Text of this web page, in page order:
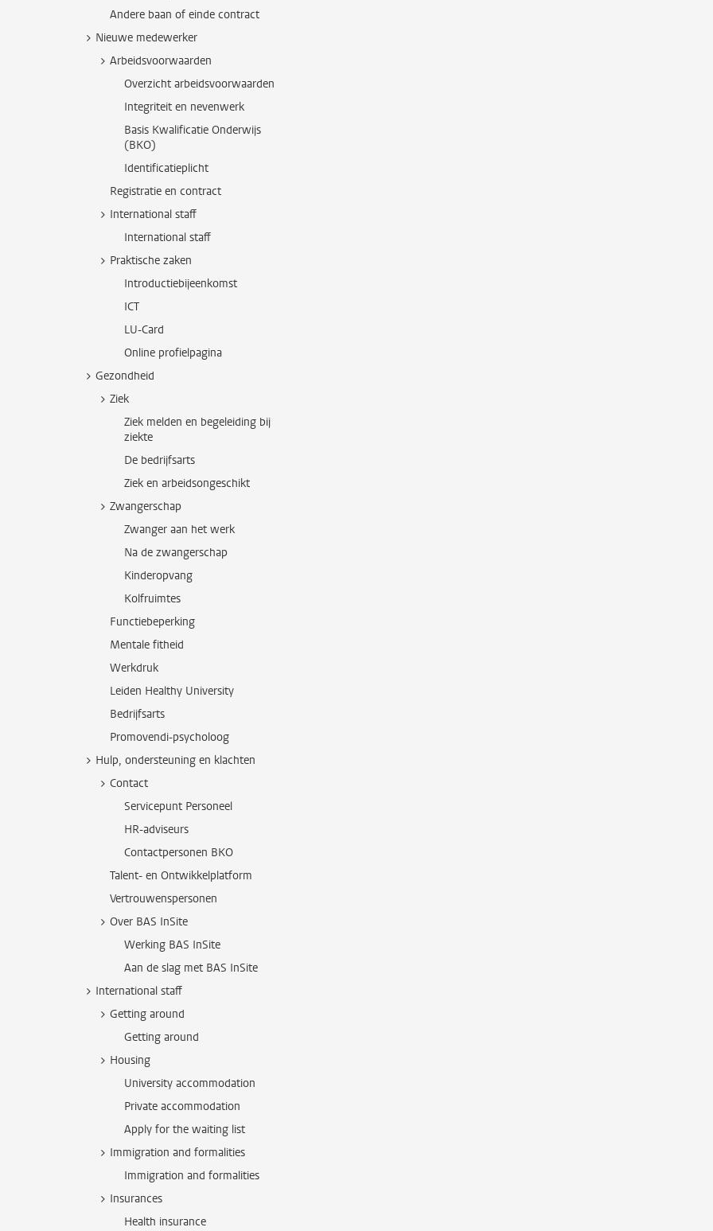
Andere baan of einde contract
Nieuwe medewerker
Arbeidsvoorwaarden
Overzicht arbeidsvoorwaarden
Integriteit en nevenwerk
Basis Kwalificatie Onderwijs
(BKO)
Identificatieplicht
Registratie en contract
International staff
International staff
Praktische zaken
Introductiebijeenkomst
ICT
LU-Card
Online profielpagina
Gezondheid
Ziek
Ziek melden en begeleiding bij
ziekte
De bedrijfsarts
Ziek en arbeidsongeschikt
Zwangerschap
Zwanger aan het werk
Na de zwangerschap
Kinderopvang
Kolfruimtes
Functiebeperking
Mentale fitheid
Werkdruk
Leiden Healthy University
Bedrijfsarts
Promovendi-psycholoog
Hulp, ondersteuning en klachten
Contact
Servicepunt Personeel
HR-adviseurs
Contactpersonen BKO
Talent- en Ontwikkelplatform
Vertrouwenspersonen
Over BAS InSite
Werking BAS InSite
Aan de slag met BAS InSite
International staff
Getting around
Getting around
Housing
University accommodation
Private accommodation
Apply for the waiting list
Immigration and formalities
Immigration and formalities
Insurances
Health insurance